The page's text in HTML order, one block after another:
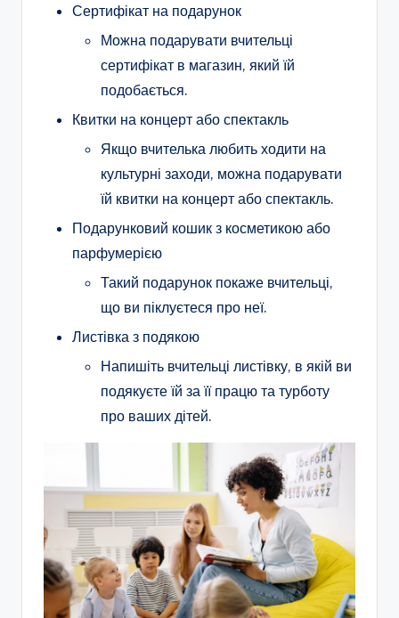
Сертифікат на подарунок
Можна подарувати вчительці
сертифікат в магазин, який їй
подобається.
Квитки на концерт або спектакль
Якщо вчителька любить ходити на
культурні заходи, можна подарувати
їй квитки на концерт або спектакль.
Подарунковий кошик з косметикою або
парфумерією
Такий подарунок покаже вчительці,
що ви піклуєтеся про неї.
Листівка з подякою
Напишіть вчительці листівку, в якій ви
подякуєте їй за її працю та турботу
про ваших дітей.